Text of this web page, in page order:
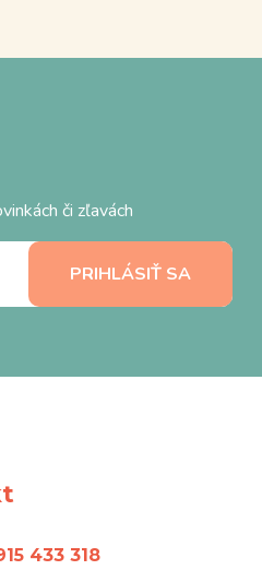
či zľavách
433 318